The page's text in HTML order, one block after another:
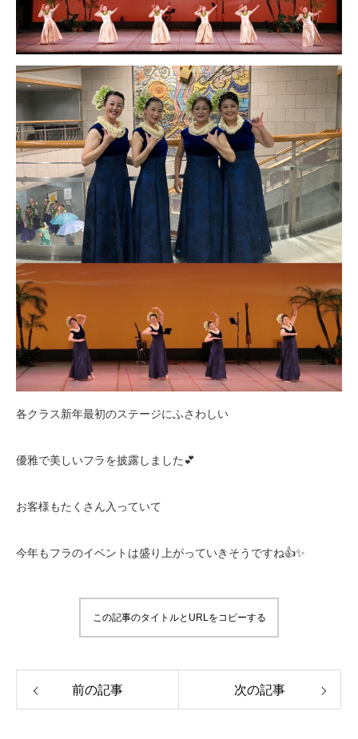
各クラス新年最初のステージにふさわしい
優雅で美しいフラを披露しました💕
お客様もたくさん入っていて
今年もフラのイベントは盛り上がっていきそうですね👍✨
この記事のタイトルとURLをコピーする
前の記事 次の記事